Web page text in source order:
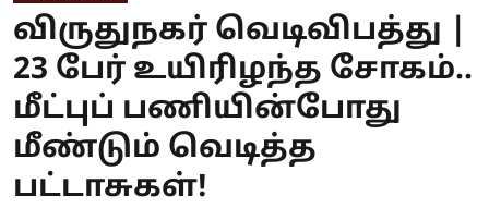
விருதுநகர் வெடிவிபத்து |
23 பேர் உயிரிழந்த சோகம்..
மீட்புப் பணியின்போது
மீண்டும் வெடித்த
பட்டாசுகள்!